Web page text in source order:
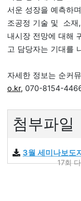
서운 성장을 예측하
조공정 기술 및 소재
내시장 전망에 대해
고 담당자는 기대를
자세한 정보는 순커
o.kr, 070-8154-
첨부파일
3월 세미나보도
17회